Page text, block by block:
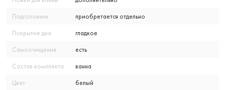
Подголовник приобретается отдельно
Покрытие дна гладкое
Самоочищение есть
Состав комплекта ванна
Цвет белый